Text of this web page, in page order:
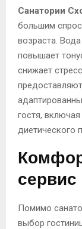
Санатории
большим
возраста.
повышает
снижает
гостя,
диетического
сервис
Помимо
выбор